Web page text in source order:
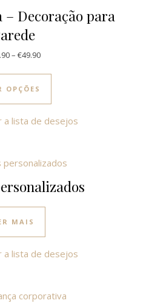
– Decoração para
– €49.90Price range: €16.90 through
OPÇÕES
This product has
a lista de desejos
MAIS
a lista de desejos